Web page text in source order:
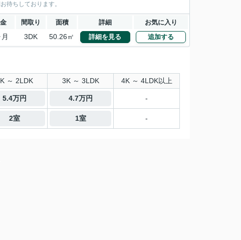
待ちしております。
間取り 面積 詳細 お気に入り
3DK 50.26㎡ 詳細を見る 追加する
～ 2LDK 3K ～ 3LDK 4K ～ 4LDK以上
5.4万円 4.7万円 -
2室 1室 -